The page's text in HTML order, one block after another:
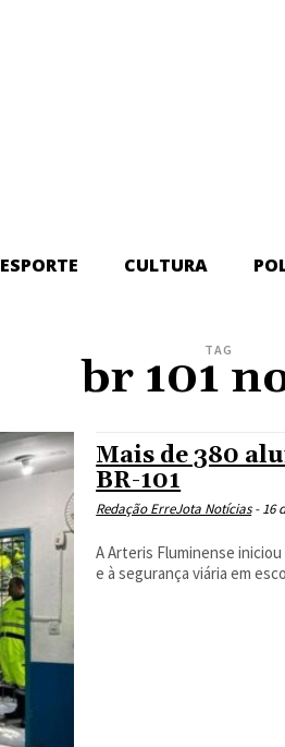
ESPORTE CULTURA
TAG
br 101
Mais de 380
BR-101
Redação ErreJota Notícias - 16
A Arteris Fluminense
e à segurança viária em